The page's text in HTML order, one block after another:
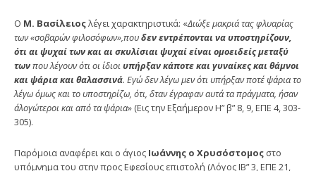
Ο Μ. Βασίλειοςλέγει χαρακτηριστικά: «Διώξε μακριά τας φλυαρίας
των «σοβαρών φιλοσόφων»,πουδεν εντρέπονται να υποστηρίζουν,
ότι αι ψυχαί των και αι σκυλίσιαι ψυχαί είναι ομοειδείς μεταξύ
τωνπου λέγουν ότι οι ίδιοιυπήρξαν κάποτε και γυναίκες και θάμνοι
και ψάρια και θα­λασσινά. Εγώ δεν λέγω μεν ότι υπήρξαν ποτέ ψάρια το
λέγω όμως και το υποστηρίζω, ότι, δταν έγραφαν αυτά τα πράγματα, ήσαν
άλογώτεροι και από τα ψάρια» (Εις την Εξαήμερον Η” β” 8, 9, ΕΠΕ 4, 303-
305).
Παρόμοια αναφέρει και ο άγιος Ιωάννης ο Χρυσόστο­μος στο
υπόμνημα του στην προς Εφεσίους επιστολή (Λόγος IB” 3, ΕΠΕ 21,